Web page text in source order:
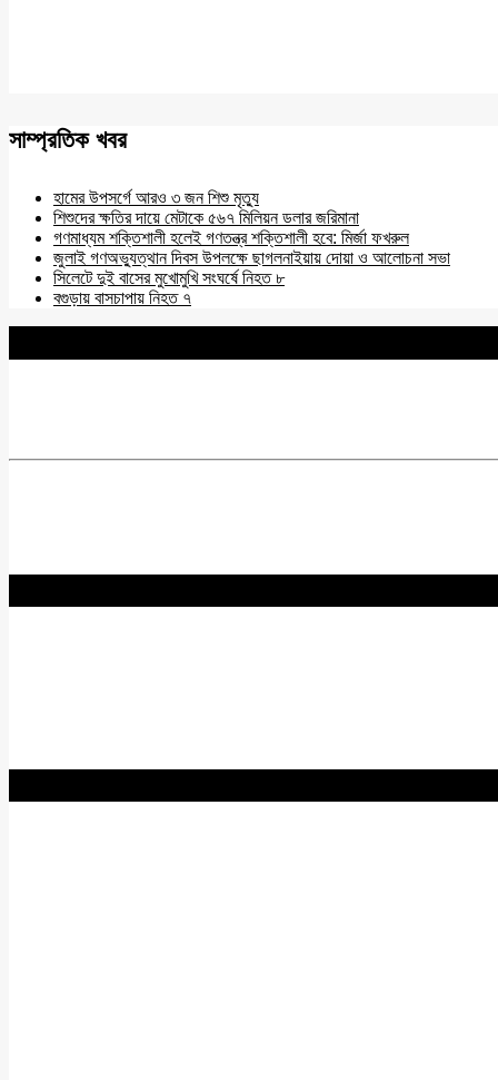
সাম্প্রতিক খবর
হামের উপসর্গে আরও ৩ জন শিশু মৃত্যু
শিশুদের ক্ষতির দায়ে মেটাকে ৫৬৭ মিলিয়ন ডলার জরিমানা
গণমাধ্যম শক্তিশালী হলেই গণতন্ত্র শক্তিশালী হবে: মির্জা ফখরুল
জুলাই গণঅভ্যুত্থান দিবস উপলক্ষে ছাগলনাইয়ায় দোয়া ও আলোচনা সভা
সিলেটে দুই বাসের মুখোমুখি সংঘর্ষে নিহত ৮
বগুড়ায় বাসচাপায় নিহত ৭